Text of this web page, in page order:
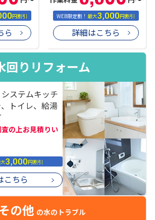
円割引
ら
WEB限定割！最大3,000円割引
詳細はこちら
回りリフォーム
ステムキッチ
トイレ、給湯
の上お見積りい
3,000円割引
こちら
の他 の水のトラブル